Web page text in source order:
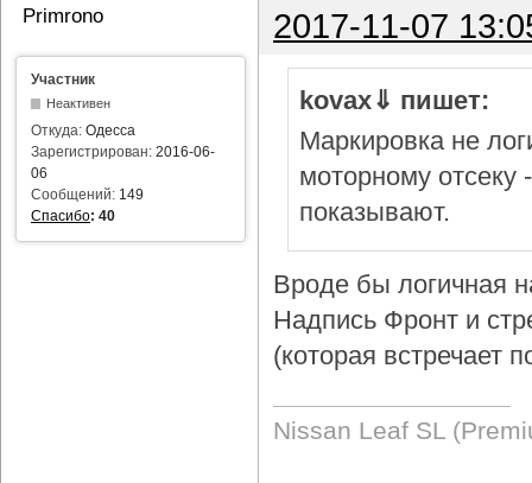
Primrono 2017-11-07
Участник
Неактивен
Откуда: Одесса
Зарегистрирован: 2016-06-
06
Сообщений: 149
Спасибо: 40
kovax⇓ пишет:
Маркировка не
моторному отсеку
показывают.
Вроде бы логичная
Надпись Фронт и
(которая встречает
Nissan Leaf SL